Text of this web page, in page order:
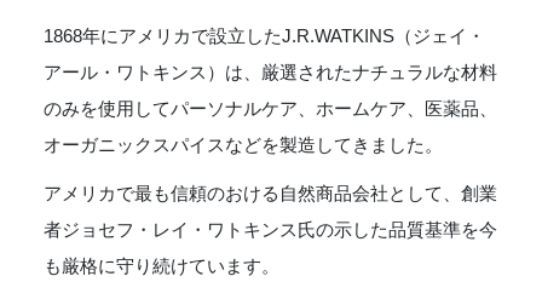
1868年にアメリカで設立したJ.R.WATKINS（ジェイ・
アール・ワトキンス）は、厳選されたナチュラルな材料
のみを使用してパーソナルケア、ホームケア、医薬品、
オーガニックスパイスなどを製造してきました。
アメリカで最も信頼のおける自然商品会社として、創業
者ジョセフ・レイ・ワトキンス氏の示した品質基準を今
も厳格に守り続けています。